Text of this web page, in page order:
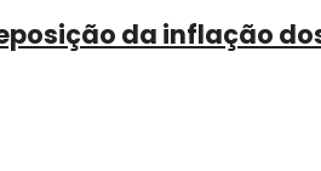
da inflação